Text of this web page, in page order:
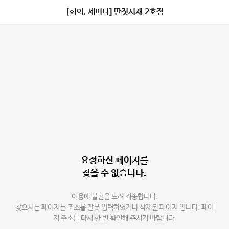
[회의, 세미나] 딴짓서재 2호점
요청하신 페이지를
찾을 수 없습니다.
이용에 불편을 드려 죄송합니다.
찾으시는 페이지는 주소를 잘못 입력하였거나 삭제된 페이지 입니다. 페이
지 주소를 다시 한 번 확인해 주시기 바랍니다.